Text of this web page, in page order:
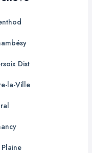
Dist
la-Ville
Plaine